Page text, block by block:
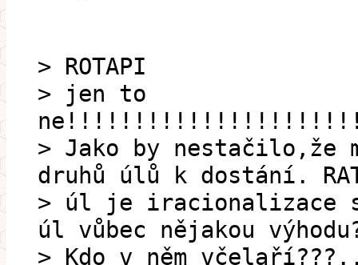
> ROTAPI
> jen to
> Jako by nestačilo,že
druhů úlů k dostání.
> úl je iracionalizace
úl vůbec nějakou
> Kdo v něm